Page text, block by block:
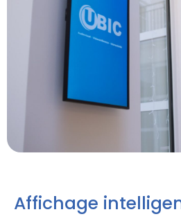
Affichage